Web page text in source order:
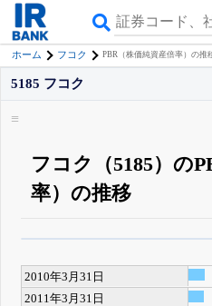
ホーム フコク PBR（株価純資産倍率）の推
5185 フコク
フコク（5185）の
率）の推移
詳しく見られる無料でβ版を
登録すると永久30%OFFと
2010年3月31日
2011年3月31日